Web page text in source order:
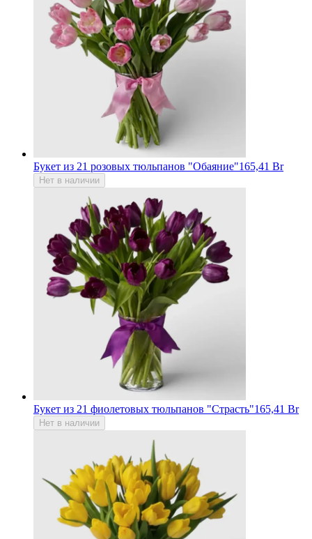
Букет из 21 розовых тюльпанов "Обаяние"165,41 Br
Нет в наличии
Букет из 21 фиолетовых тюльпанов "Страсть"165,41 Br
Нет в наличии